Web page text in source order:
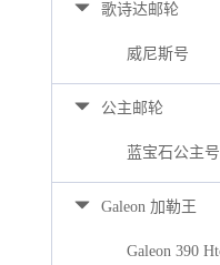
歌诗达邮轮
威尼斯号
公主邮轮
蓝宝石公主号
Galeon 加勒王
Galeon 390